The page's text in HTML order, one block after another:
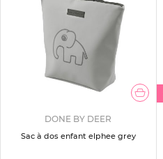
DONE BY DEER
Sac à dos enfant elphee grey